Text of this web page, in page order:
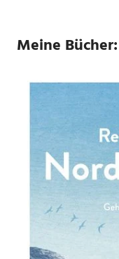
Meine Bücher: